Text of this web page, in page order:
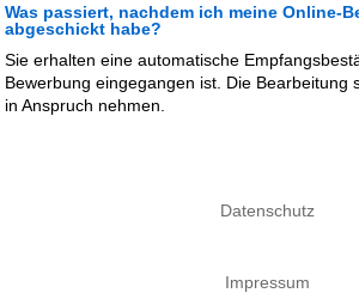
Was passiert, nachdem ich meine Online-
abgeschickt habe?
Sie erhalten eine automatische
Bewerbung eingegangen ist. Die Bearbeitung
in Anspruch nehmen.
Datenschutz
Impressum